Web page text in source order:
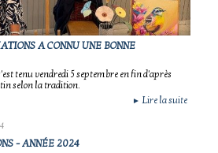
A CONNU UNE BONNE
tenu vendredi 5 septembre en fin d'après
selon la tradition.
► Lire la suite
- ANNÉE 2024